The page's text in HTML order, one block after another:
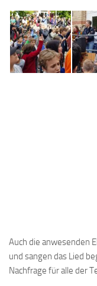
Auch die anwesenden
und sangen das Lied
Nachfrage für alle der